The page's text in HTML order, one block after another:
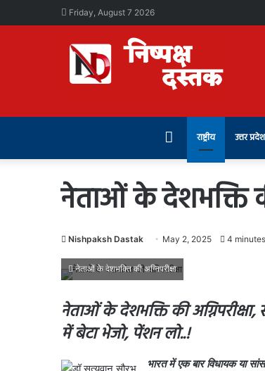
Friday, August 7 2026
राष्ट्रीय उत्तर प्रदेश
नेताओं के देशभक्ति
Nishpaksh Dastak May 2, 2025 4
नेताओं के देशभक्ति की अग्निपरीक्षा
नेताओं के देशभक्ति की अग्निपरीक्षा,
में बेटा भेजो, पेंशन लो..!
भारत में एक बार विधायक या